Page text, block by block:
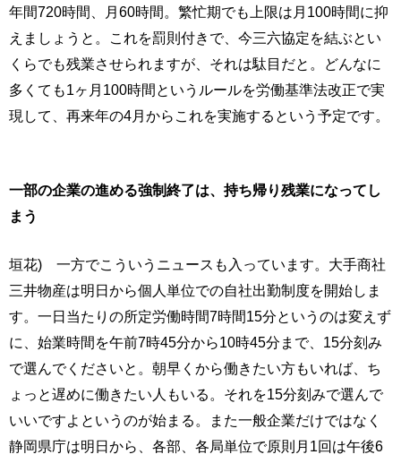
年間720時間、月60時間。繁忙期でも上限は月100時間に抑
えましょうと。これを罰則付きで、今三六協定を結ぶとい
くらでも残業させられますが、それは駄目だと。どんなに
多くても1ヶ月100時間というルールを労働基準法改正で実
現して、再来年の4月からこれを実施するという予定です。
一部の企業の進める強制終了は、持ち帰り残業になってし
まう
垣花) 一方でこういうニュースも入っています。大手商社
三井物産は明日から個人単位での自社出勤制度を開始しま
す。一日当たりの所定労働時間7時間15分というのは変えず
に、始業時間を午前7時45分から10時45分まで、15分刻み
で選んでくださいと。朝早くから働きたい方もいれば、ち
ょっと遅めに働きたい人もいる。それを15分刻みで選んで
いいですよというのが始まる。また一般企業だけではなく
静岡県庁は明日から、各部、各局単位で原則月1回は午後6